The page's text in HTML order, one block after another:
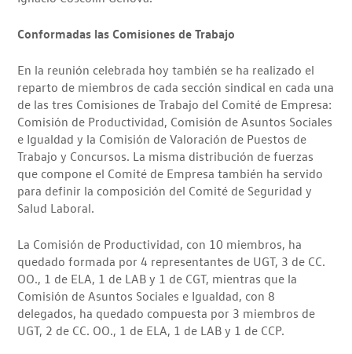
Conformadas las Comisiones de Trabajo
En la reunión celebrada hoy también se ha realizado el
reparto de miembros de cada sección sindical en cada una
de las tres Comisiones de Trabajo del Comité de Empresa:
Comisión de Productividad, Comisión de Asuntos Sociales
e Igualdad y la Comisión de Valoración de Puestos de
Trabajo y Concursos. La misma distribución de fuerzas
que compone el Comité de Empresa también ha servido
para definir la composición del Comité de Seguridad y
Salud Laboral.
La Comisión de Productividad, con 10 miembros, ha
quedado formada por 4 representantes de UGT, 3 de CC.
OO., 1 de ELA, 1 de LAB y 1 de CGT, mientras que la
Comisión de Asuntos Sociales e Igualdad, con 8
delegados, ha quedado compuesta por 3 miembros de
UGT, 2 de CC. OO., 1 de ELA, 1 de LAB y 1 de CCP.